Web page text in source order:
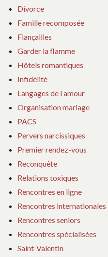
Divorce
Famille recomposée
Fiançailles
Garder la flamme
Hôtels romantiques
Infidélité
Langages de l amour
Organisation mariage
PACS
Pervers narcissiques
Premier rendez-vous
Reconquête
Relations toxiques
Rencontres en ligne
Rencontres internationales
Rencontres seniors
Rencontres spécialisées
Saint-Valentin